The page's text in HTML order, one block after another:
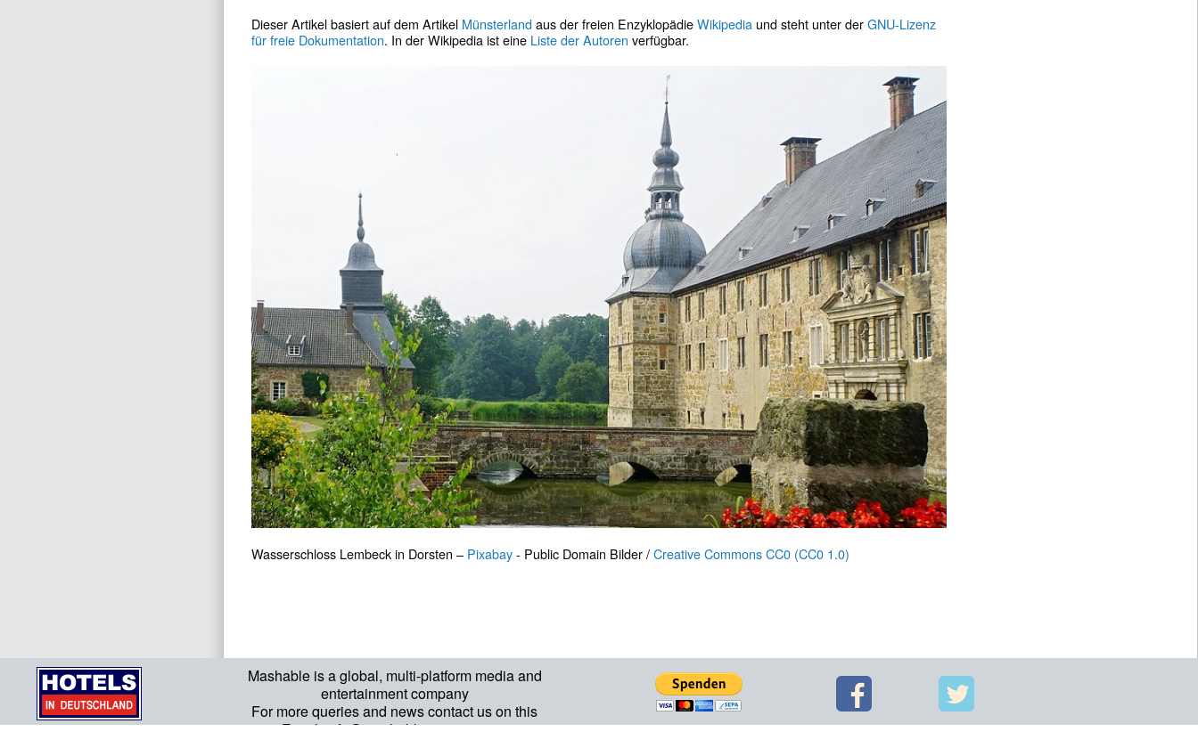
Mashable is a global, multi-platform media and
entertainment company
For more queries and news contact us on this
Email: info@mashablepartners.com
Dieser Artikel basiert auf dem Artikel Münsterlandaus der freien EnzyklopädieWikipedia und steht unter derGNU-Lizenz
für freie Dokumentation. In der Wikipedia ist eine Liste der Autoren verfügbar.
Wasserschloss Lembeck in Dorsten – Pixabay- Public Domain Bilder /Creative Commons CC0 (CC0 1.0)